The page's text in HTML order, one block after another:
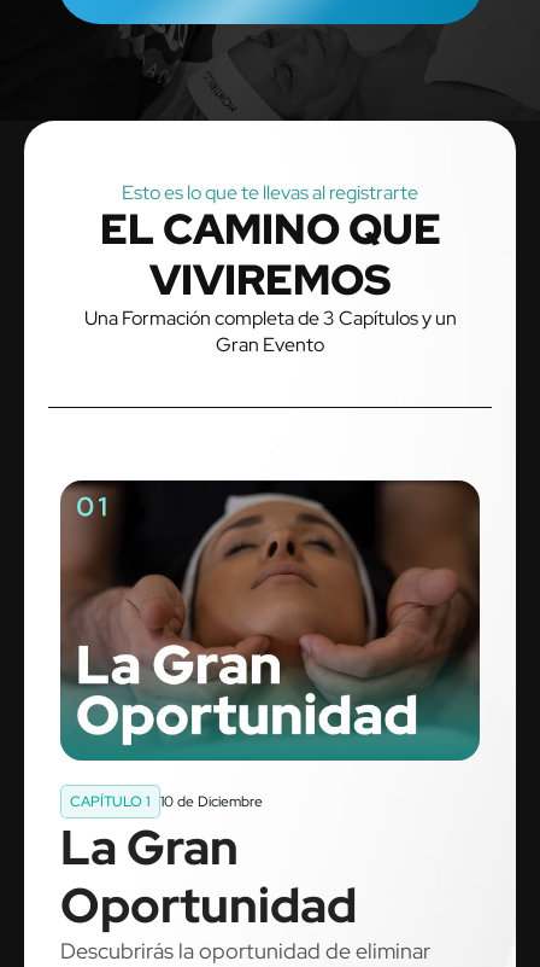
Esto es lo que te llevas al registrarte
EL CAMINO QUE
VIVIREMOS
Una Formación completa de 3 Capítulos y un
Gran Evento
CAPÍTULO 1 10 de Diciembre
La Gran
Oportunidad
Descubrirás la oportunidad de eliminar